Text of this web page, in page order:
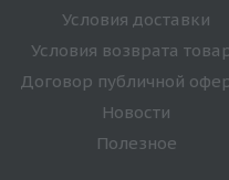
Условия доставки
Условия возврата
Договор публичной
Новости
Полезное